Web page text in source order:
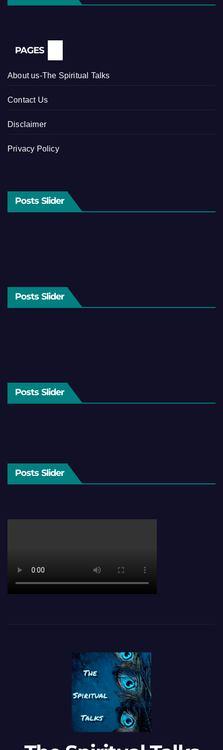
PAGES
About us-The Spiritual Talks
Contact Us
Disclaimer
Privacy Policy
Posts Slider
Posts Slider
Posts Slider
Posts Slider